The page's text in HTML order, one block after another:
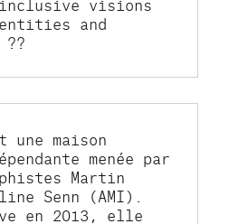
visions
and
une maison
menée par
Martin
Senn (AMI).
en 2013, elle